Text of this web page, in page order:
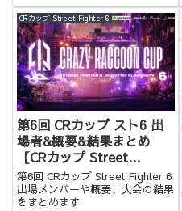
CRカップ Street Fighter 6
第6回 CRカップ スト6 出
場者&概要&結果まとめ
【CRカップ Street
Fighter 6】
第6回 CRカップ Street Fighter 6
出場メンバーや概要、大会の結果
をまとめます